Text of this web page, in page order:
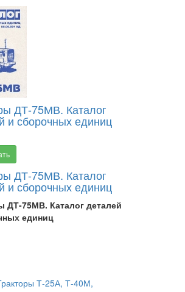
ДТ-75МВ. Каталог
и сборочных единиц
ДТ-75МВ. Каталог
и сборочных единиц
ДТ-75МВ. Каталог деталей
единиц